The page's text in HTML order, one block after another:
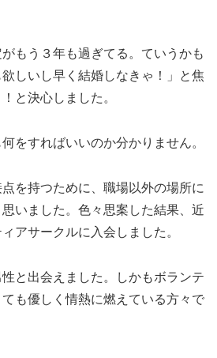
もう３年も過ぎてる。ていうかも
しいし早く結婚しなきゃ！」と焦
と決心しました。
をすればいいのか分かりません。
を持つために、職場以外の場所に
いました。色々思案した結果、近
アサークルに入会しました。
と出会えました。しかもボランテ
も優しく情熱に燃えている方々で